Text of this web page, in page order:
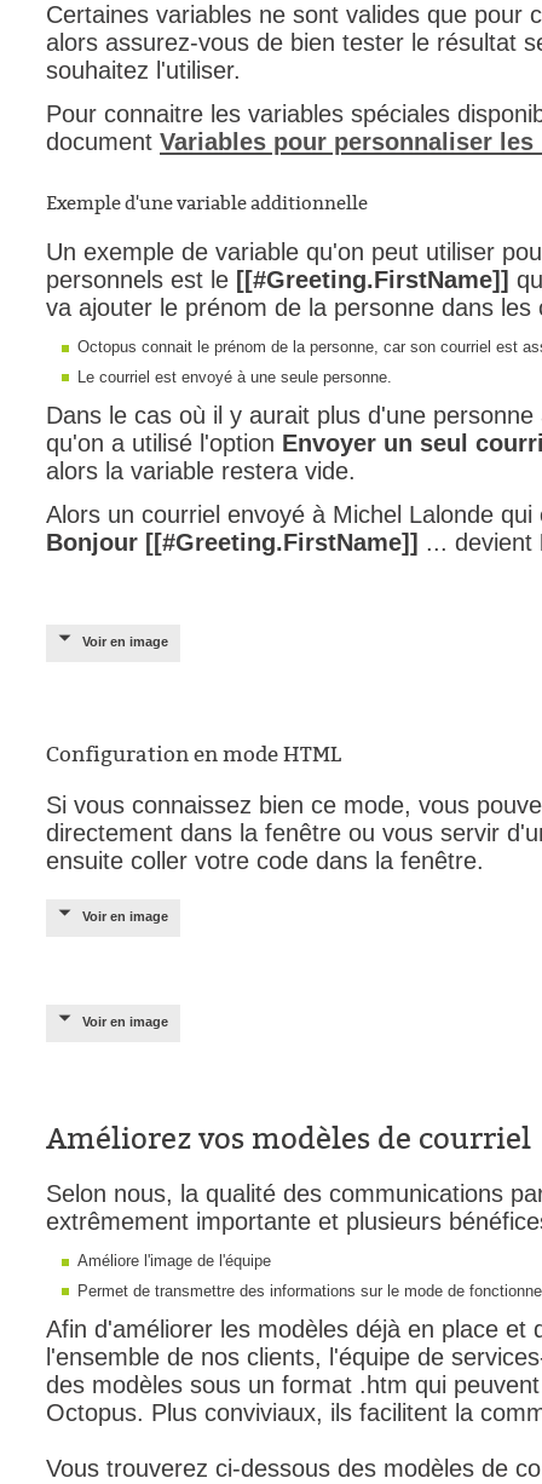
Utilisation
Utilisation
Webinaires
Certaines variables ne sont valides que pour
alors assurez-vous de bien tester le résultat
souhaitez l'utiliser.
Pour connaitre les variables spéciales
document Variables pour personnaliser
Exemple d'une variable additionnelle
Un exemple de variable qu'on peut utiliser
personnels est le [[#Greeting.FirstName]]
va ajouter le prénom de la personne dans
Octopus connait le prénom de la personne, car son courriel est
Le courriel est envoyé à une seule personne.
Dans le cas où il y aurait plus d'une
qu'on a utilisé l'option Envoyer un seul
alors la variable restera vide.
Alors un courriel envoyé à Michel Lalonde
Bonjour [[#Greeting.FirstName]] ... devient
Voir en image
Configuration en mode HTML
Si vous connaissez bien ce mode, vous
directement dans la fenêtre ou vous servir
ensuite coller votre code dans la fenêtre.
Voir en image
Voir en image
Améliorez vos modèles de courriel
Selon nous, la qualité des communications
extrêmement importante et plusieurs
Améliore l'image de l'équipe
Permet de transmettre des informations sur le mode de
Afin d'améliorer les modèles déjà en place et
l'ensemble de nos clients, l'équipe de
des modèles sous un format .htm qui
Octopus. Plus conviviaux, ils facilitent la
Vous trouverez ci-dessous des modèles de